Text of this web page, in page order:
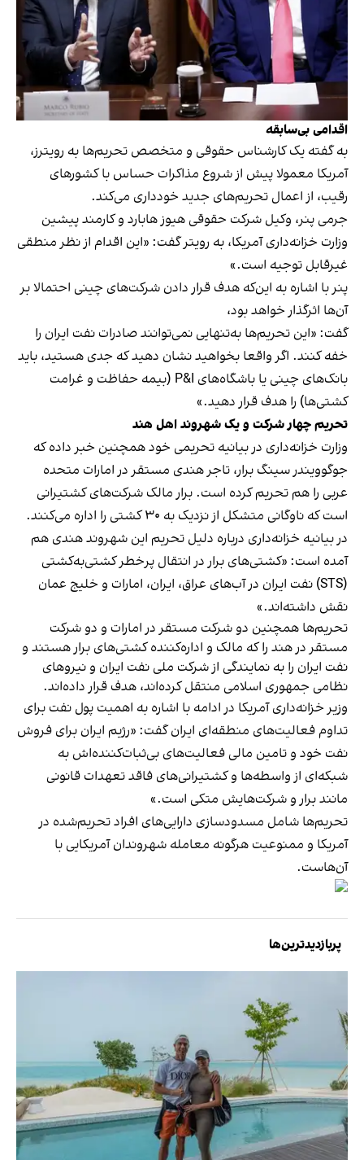
اقدامی بی‌سابقه
به گفته یک کارشناس حقوقی و متخصص تحریم‌ها به رویترز،
آمریکا معمولا پیش از شروع مذاکرات حساس با کشورهای
رقیب، از اعمال تحریم‌های جدید خودداری می‌کند.
جرمی پنر، وکیل شرکت حقوقی هیوز هابارد و کارمند پیشین
وزارت خزانه‌داری آمریکا، به رویتر گفت: «این اقدام از نظر منطقی
غیرقابل توجیه است.»
پنر با اشاره به این‌که هدف قرار دادن شرکت‌های چینی احتمالا بر
آن‌ها اثرگذار خواهد بود،
گفت: «این تحریم‌ها به‌تنهایی نمی‌توانند صادرات نفت ایران را
خفه کنند. اگر واقعا بخواهید نشان دهید که جدی هستید، باید
بانک‌های چینی یا باشگاه‌های P&I (بیمه حفاظت و غرامت
کشتی‌ها) را هدف قرار دهید.»
تحریم چهار شرکت و یک شهروند اهل هند
وزارت خزانه‌داری در بیانیه تحریمی خود همچنین خبر داده که
جوگوویندر سینگ برار، تاجر هندی مستقر در امارات متحده
عربی را هم تحریم کرده است. برار مالک شرکت‌های کشتیرانی‌
است که ناوگانی متشکل از نزدیک به ۳۰ کشتی را اداره می‌کنند.
در بیانیه خزانه‌داری درباره دلیل تحریم این شهروند هندی هم
آمده است: «کشتی‌های برار در انتقال پرخطر کشتی‌به‌کشتی
(STS) نفت ایران در آب‌های عراق، ایران، امارات و خلیج عمان
نقش داشته‌اند.»
تحریم‌ها همچنین دو شرکت مستقر در امارات و دو شرکت
مستقر در هند را که مالک و اداره‌کننده کشتی‌های برار هستند و
نفت ایران را به نمایندگی از شرکت ملی نفت ایران و نیروهای
نظامی جمهوری اسلامی منتقل کرده‌اند، هدف قرار داده‌اند.
وزیر خزانه‌داری آمریکا در ادامه با اشاره به اهمیت پول نفت برای
تداوم فعالیت‌های منطقه‌ای ایران گفت: «رژیم ایران برای فروش
نفت خود و تامین مالی فعالیت‌های بی‌ثبات‌کننده‌اش به
شبکه‌ای از واسطه‌ها و کشتیرانی‌های فاقد تعهدات قانونی
مانند برار و شرکت‌هایش متکی است.»
تحریم‌ها شامل مسدودسازی دارایی‌های افراد تحریم‌شده در
آمریکا و ممنوعیت هرگونه معامله شهروندان آمریکایی با
آن‌هاست.
پربازدیدترین‌ها